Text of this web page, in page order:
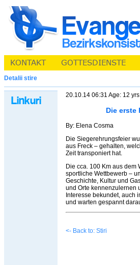
Detalii stire
20.10.14 06:31 Age: 12 yrs
Die erste
By: Elena Cosma
Die Siegerehrungsfeier
aus Freck – gehalten,
Zeit transponiert hat.
Die cca. 100 Km aus
sportliche Wettbewerb –
Geschichte, Kultur und
und Orte kennenzulernen
Interesse bekundet, auch
und warten gespannt
<- Back to: Stiri